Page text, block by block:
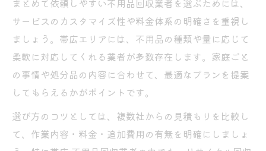
まとめて依頼しやすい不用品回収業者を選ぶためには、
サービスのカスタマイズ性や料金体系の明確さを重視し
ましょう。帯広エリアには、不用品の種類や量に応じて
柔軟に対応してくれる業者が多数存在します。家庭ごと
の事情や処分品の内容に合わせて、最適なプランを提案
してもらえるかがポイントです。
選び方のコツとしては、複数社からの見積もりを比較し
て、作業内容・料金・追加費用の有無を明確にしましょ